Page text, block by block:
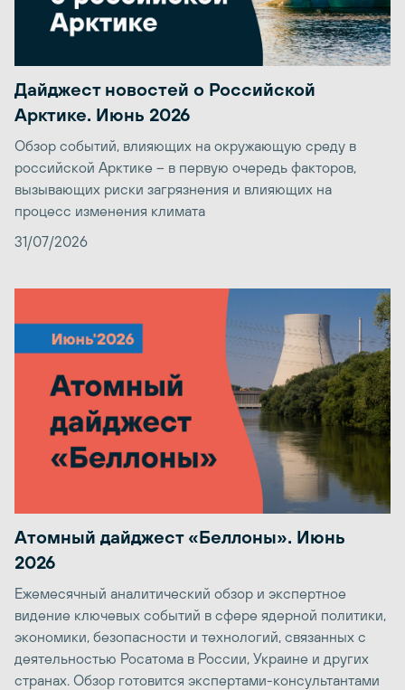
Дайджест новостей о Российской
Арктике. Июнь 2026
Обзор событий, влияющих на окружающую среду в
российской Арктике – в первую очередь факторов,
вызывающих риски загрязнения и влияющих на
процесс изменения климата
31/07/2026
Атомный дайджест «Беллоны». Июнь
2026
Ежемесячный аналитический обзор и экспертное
видение ключевых событий в сфере ядерной политики,
экономики, безопасности и технологий, связанных с
деятельностью Росатома в России, Украине и других
странах. Обзор готовится экспертами-консультантами